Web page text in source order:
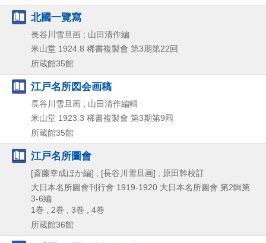
北國一覽寫
長谷川雪旦画 ; 山田清作編
米山堂 1924.8 稀書複製會 第3期第22回
所蔵館35館
江戸名所図会画稿
長谷川雪旦画 ; 山田清作編輯
米山堂 1923.3 稀書複製會 第3期第9囘
所蔵館35館
江戸名所圖會
[斎藤幸成ほか編] ; [長谷川雪旦画] ; 原田幹校訂
大日本名所圖會刊行會 1919-1920 大日本名所圖會 第2輯第
3-6編
1巻 , 2巻 , 3巻 , 4巻
所蔵館36館